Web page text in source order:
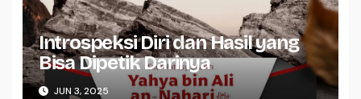
Introspeksi Diri dan Hasil yang
Bisa Dipetik Darinya
JUN 3, 2025